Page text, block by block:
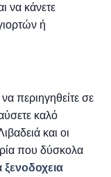
να κάνετε
ή
περιηγηθείτε σε
καλό
και οι
που δύσκολα
ξενοδοχεια